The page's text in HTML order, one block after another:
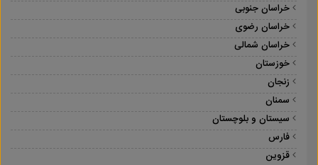
خراسان جنوبی
خراسان رضوی
خراسان شمالی
خوزستان
زنجان
سمنان
سیستان و بلوچستان
فارس
قزوین